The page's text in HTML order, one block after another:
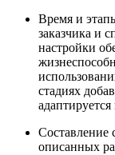
Время и
заказчика и
настройки
стадиях
Составление
описанных